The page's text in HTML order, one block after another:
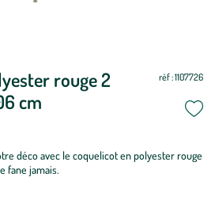
rouge 2
cm
réf : 1107726
déco avec le coquelicot en polyester rouge
fane jamais.